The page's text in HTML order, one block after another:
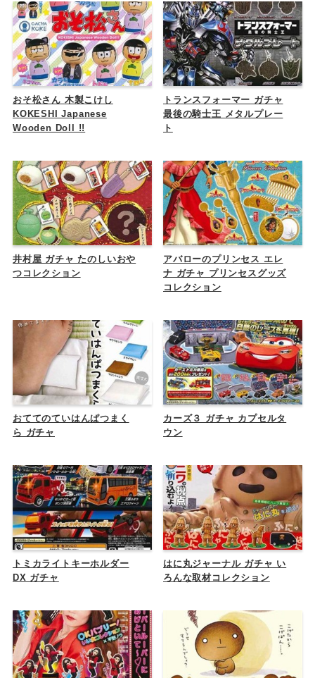
おそ松さん 木製こけし
KOKESHI Japanese
Wooden Doll !!
トランスフォーマー ガチャ
最後の騎士王 メタルプレー
ト
井村屋 ガチャ たのしいおや
つコレクション
アバローのプリンセス エレ
ナ ガチャ プリンセスグッズ
コレクション
おててのていはんぱつまく
ら ガチャ
カーズ３ ガチャ カプセルタ
ウン
トミカライトキーホルダー
DX ガチャ
はに丸ジャーナル ガチャ い
ろんな取材コレクション